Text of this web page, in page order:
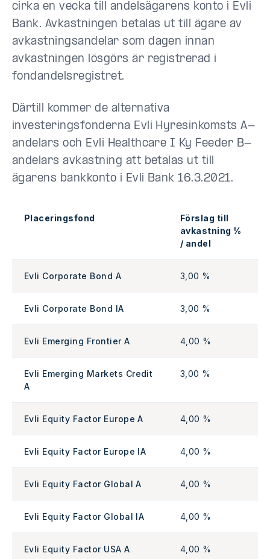
cirka en vecka till andelsägarens konto i Evli
Bank. Avkastningen betalas ut till ägare av
avkastningsandelar som dagen innan
avkastningen lösgörs är registrerad i
fondandelsregistret.
Därtill kommer de alternativa
investeringsfonderna Evli Hyresinkomsts A-
andelars och Evli Healthcare I Ky Feeder B-
andelars avkastning att betalas ut till
ägarens bankkonto i Evli Bank 16.3.2021.
Placeringsfond
Förslag till
avkastning %
/ andel
Evli Corporate Bond A 3,00 %
Evli Corporate Bond IA 3,00 %
Evli Emerging Frontier A 4,00 %
Evli Emerging Markets Credit
A
3,00 %
Evli Equity Factor Europe A 4,00 %
Evli Equity Factor Europe IA 4,00 %
Evli Equity Factor Global A 4,00 %
Evli Equity Factor Global IA 4,00 %
Evli Equity Factor USA A 4,00 %